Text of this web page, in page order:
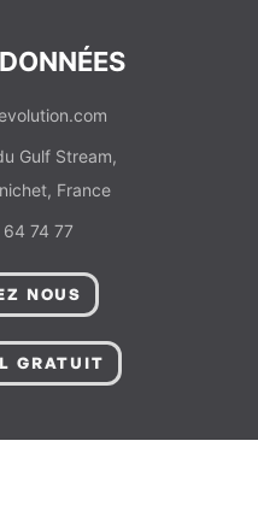
Gulf Stream,
France
74 77
NOUS
GRATUIT